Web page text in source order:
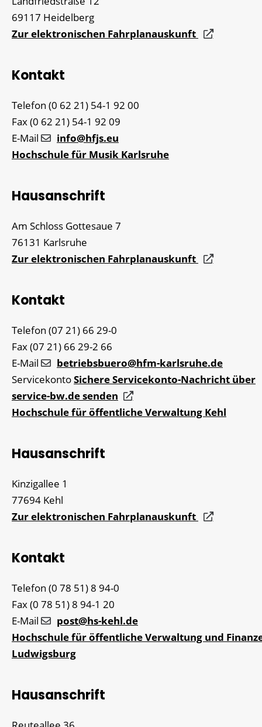
69117 Heidelberg
Zur elektronischen Fahrplanauskunft
Kontakt
Telefon (0 62 21) 54-1 92 00
Fax(0 62 21) 54-1 92 09
E-Mail
info@hfjs.eu
Hochschule für Musik Karlsruhe
Hausanschrift
Am Schloss Gottesaue 7
76131 Karlsruhe
Zur elektronischen Fahrplanauskunft
Kontakt
Telefon (07 21) 66 29-0
Fax(07 21) 66 29-2 66
E-Mail
betriebsbuero@hfm-karlsruhe.de
ServicekontoSichere Servicekonto-Nachricht über
service-bw.de senden
Hochschule für öffentliche Verwaltung Kehl
Hausanschrift
Kinzigallee 1
77694 Kehl
Zur elektronischen Fahrplanauskunft
Kontakt
Telefon (0 78 51) 8 94-0
Fax(0 78 51) 8 94-1 20
E-Mail
post@hs-kehl.de
Hochschule für öffentliche Verwaltung und
Ludwigsburg
Hausanschrift